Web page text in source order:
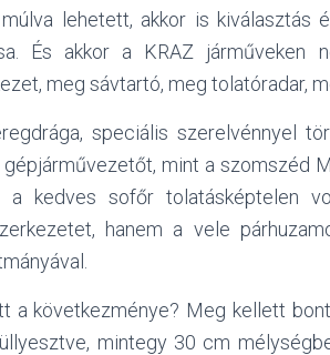
lehetett, akkor is kiválasztás
És akkor a KRAZ járműveken
meg sávtartó, meg tolatóradar,
speciális szerelvénnyel
gépjárművezetőt, mint a szomszéd
a kedves sofőr tolatásképtelen
hanem a vele
a következménye? Meg kellett
mintegy 30 cm